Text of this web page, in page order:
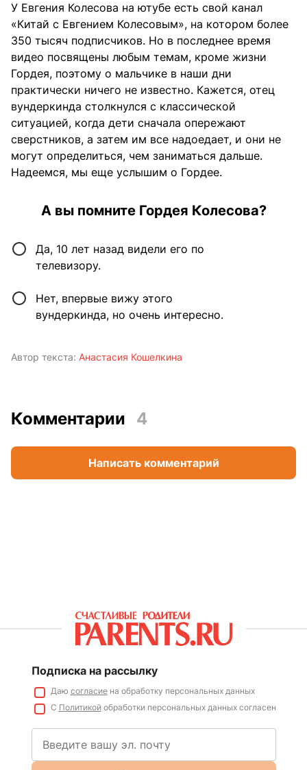
У Евгения Колесова на ютубе есть свой канал
«Китай с Евгением Колесовым», на котором более
350 тысяч подписчиков. Но в последнее время
видео посвящены любым темам, кроме жизни
Гордея, поэтому о мальчике в наши дни
практически ничего не известно. Кажется, отец
вундеркинда столкнулся с классической
ситуацией, когда дети сначала опережают
сверстников, а затем им все надоедает, и они не
могут определиться, чем заниматься дальше.
Надеемся, мы еще услышим о Гордее.
А вы помните Гордея Колесова?
Да, 10 лет назад видели его по
телевизору.
Нет, впервые вижу этого
вундеркинда, но очень интересно.
Автор текста: Анастасия Кошелкина
Комментарии 4
Написать комментарий
Подписка на рассылку
Даю согласиена обработку персональных данных
С Политикойобработки персональных данных согласен